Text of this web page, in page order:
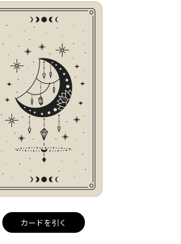
カードを引く